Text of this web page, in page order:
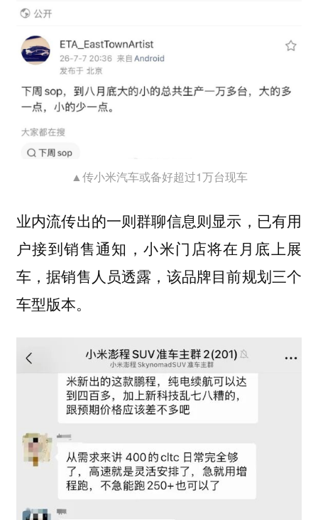
▲传小米汽车或备好超过1万台现车
业内流传出的一则群聊信息则显示，已有用
户接到销售通知，小米门店将在月底上展
车，据销售人员透露，该品牌目前规划三个
车型版本。